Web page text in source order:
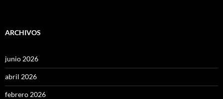
ARCHIVOS
junio 2026
abril 2026
febrero 2026